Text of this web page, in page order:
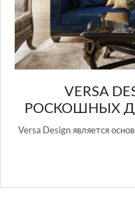
VERSA
РОСКОШНЫХ
Versa Design является